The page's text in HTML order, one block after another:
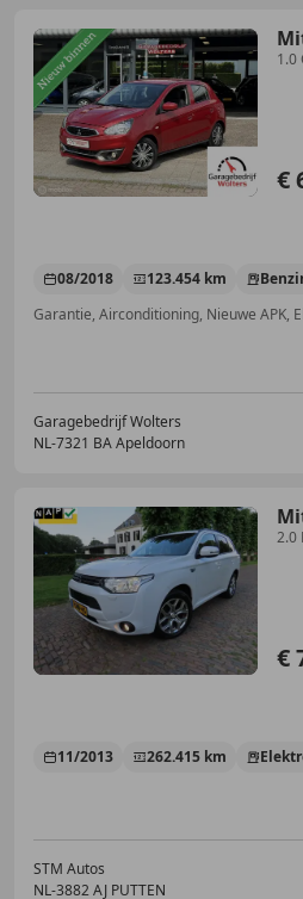
1.0
€
08/2018 123.454 km
Garagebedrijf Wolters
NL-7321 BA Apeldoorn
2.0
€
11/2013 262.415 km
STM Autos
NL-3882 AJ PUTTEN